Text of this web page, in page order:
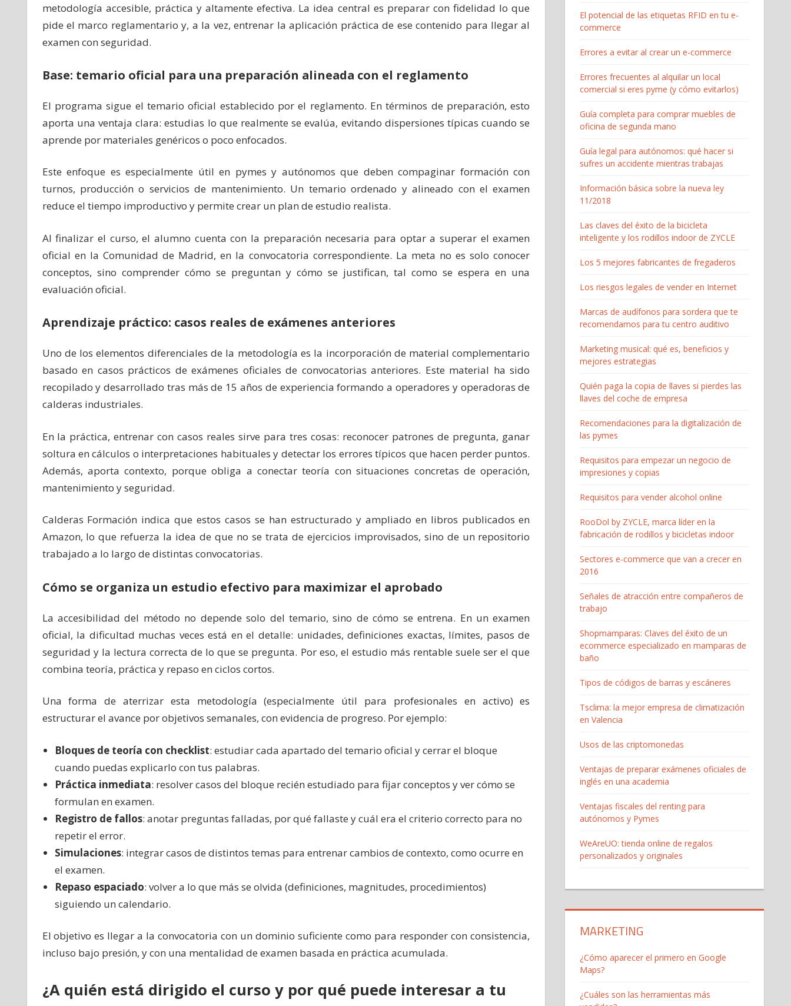
metodología accesible, práctica y altamente efectiva. La idea central es preparar con fidelidad lo que
pide el marco reglamentario y, a la vez, entrenar la aplicación práctica de ese contenido para llegar al
examen con seguridad.
Base: temario oficial para una preparación alineada con el reglamento
El programa sigue el temario oficial establecido por el reglamento. En términos de preparación, esto
aporta una ventaja clara: estudias lo que realmente se evalúa, evitando dispersiones típicas cuando se
aprende por materiales genéricos o poco enfocados.
Este enfoque es especialmente útil en pymes y autónomos que deben compaginar formación con
turnos, producción o servicios de mantenimiento. Un temario ordenado y alineado con el examen
reduce el tiempo improductivo y permite crear un plan de estudio realista.
Al finalizar el curso, el alumno cuenta con la preparación necesaria para optar a superar el examen
oficial en la Comunidad de Madrid, en la convocatoria correspondiente. La meta no es solo conocer
conceptos, sino comprender cómo se preguntan y cómo se justifican, tal como se espera en una
evaluación oficial.
Aprendizaje práctico: casos reales de exámenes anteriores
Uno de los elementos diferenciales de la metodología es la incorporación de material complementario
basado en casos prácticos de exámenes oficiales de convocatorias anteriores. Este material ha sido
recopilado y desarrollado tras más de 15 años de experiencia formando a operadores y operadoras de
calderas industriales.
En la práctica, entrenar con casos reales sirve para tres cosas: reconocer patrones de pregunta, ganar
soltura en cálculos o interpretaciones habituales y detectar los errores típicos que hacen perder puntos.
Además, aporta contexto, porque obliga a conectar teoría con situaciones concretas de operación,
mantenimiento y seguridad.
Calderas Formación indica que estos casos se han estructurado y ampliado en libros publicados en
Amazon, lo que refuerza la idea de que no se trata de ejercicios improvisados, sino de un repositorio
trabajado a lo largo de distintas convocatorias.
Cómo se organiza un estudio efectivo para maximizar el aprobado
La accesibilidad del método no depende solo del temario, sino de cómo se entrena. En un examen
oficial, la dificultad muchas veces está en el detalle: unidades, definiciones exactas, límites, pasos de
seguridad y la lectura correcta de lo que se pregunta. Por eso, el estudio más rentable suele ser el que
combina teoría, práctica y repaso en ciclos cortos.
Una forma de aterrizar esta metodología (especialmente útil para profesionales en activo) es
estructurar el avance por objetivos semanales, con evidencia de progreso. Por ejemplo:
Bloques de teoría con checklist: estudiar cada apartado del temario oficial y cerrar el bloque
cuando puedas explicarlo con tus palabras.
Práctica inmediata: resolver casos del bloque recién estudiado para fijar conceptos y ver cómo se
formulan en examen.
Registro de fallos: anotar preguntas falladas, por qué fallaste y cuál era el criterio correcto para no
repetir el error.
Simulaciones: integrar casos de distintos temas para entrenar cambios de contexto, como ocurre en
el examen.
Repaso espaciado: volver a lo que más se olvida (definiciones, magnitudes, procedimientos)
siguiendo un calendario.
El objetivo es llegar a la convocatoria con un dominio suficiente como para responder con consistencia,
incluso bajo presión, y con una mentalidad de examen basada en práctica acumulada.
¿A quién está dirigido el curso y por qué puede interesar a tu
El potencial de las etiquetas RFID en tu e-
commerce
Errores a evitar al crear un e-commerce
Errores frecuentes al alquilar un local
comercial si eres pyme (y cómo evitarlos)
Guía completa para comprar muebles de
oficina de segunda mano
Guía legal para autónomos: qué hacer si
sufres un accidente mientras trabajas
Información básica sobre la nueva ley
11/2018
Las claves del éxito de la bicicleta
inteligente y los rodillos indoor de ZYCLE
Los 5 mejores fabricantes de fregaderos
Los riesgos legales de vender en Internet
Marcas de audífonos para sordera que te
recomendamos para tu centro auditivo
Marketing musical: qué es, beneficios y
mejores estrategias
Quién paga la copia de llaves si pierdes las
llaves del coche de empresa
Recomendaciones para la digitalización de
las pymes
Requisitos para empezar un negocio de
impresiones y copias
Requisitos para vender alcohol online
RooDol by ZYCLE, marca líder en la
fabricación de rodillos y bicicletas indoor
Sectores e-commerce que van a crecer en
2016
Señales de atracción entre compañeros de
trabajo
Shopmamparas: Claves del éxito de un
ecommerce especializado en mamparas de
baño
Tipos de códigos de barras y escáneres
Tsclima: la mejor empresa de climatización
en Valencia
Usos de las criptomonedas
Ventajas de preparar exámenes oficiales de
inglés en una academia
Ventajas fiscales del renting para
autónomos y Pymes
WeAreUO: tienda online de regalos
personalizados y originales
MARKETING
¿Cómo aparecer el primero en Google
Maps?
¿Cuáles son las herramientas más